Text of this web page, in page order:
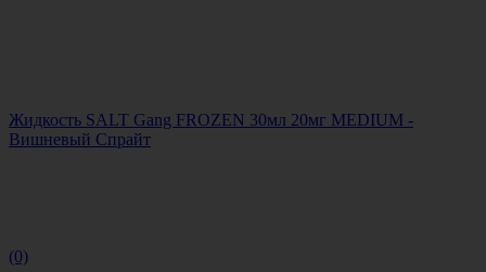
Жидкость SALT Gang FROZEN 30мл 20мг MEDIUM -
Вишневый Спрайт
(0)